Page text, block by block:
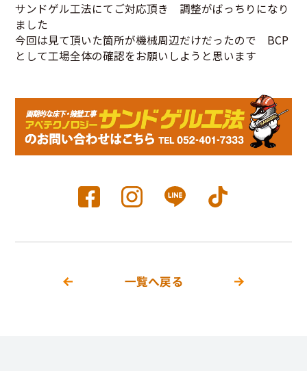
サンドゲル工法にてご対応頂き 調整がばっちりになり
ました
今回は見て頂いた箇所が機械周辺だけだったので BCP
として工場全体の確認をお願いしようと思います
一覧へ戻る